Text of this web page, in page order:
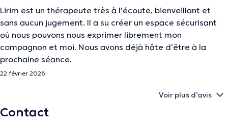
Lirim est un thérapeute très à l’écoute, bienveillant et
sans aucun jugement. Il a su créer un espace sécurisant
où nous pouvons nous exprimer librement mon
compagnon et moi. Nous avons déjà hâte d’être à la
prochaine séance.
22 février 2026
Voir plus d’avis
Contact